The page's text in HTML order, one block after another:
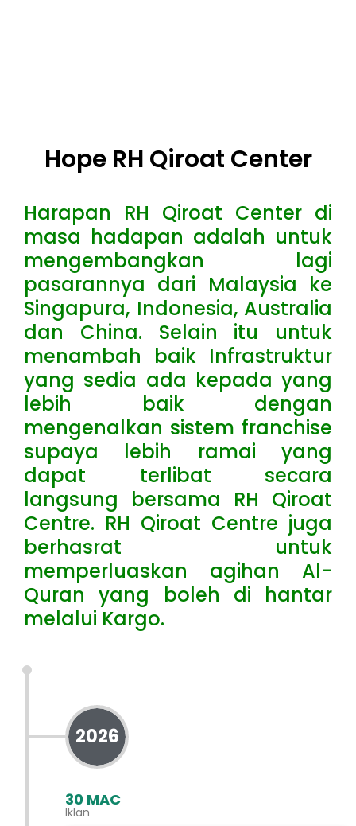
Hope RH Qiroat Center
Harapan RH Qiroat Center di
masa hadapan adalah untuk
mengembangkan lagi
pasarannya dari Malaysia ke
Singapura, Indonesia, Australia
dan China. Selain itu untuk
menambah baik Infrastruktur
yang sedia ada kepada yang
lebih baik dengan
mengenalkan sistem franchise
supaya lebih ramai yang
dapat terlibat secara
langsung bersama RH Qiroat
Centre. RH Qiroat Centre juga
berhasrat untuk
memperluaskan agihan Al-
Quran yang boleh di hantar
melalui Kargo.
2026
30 MAC
Iklan